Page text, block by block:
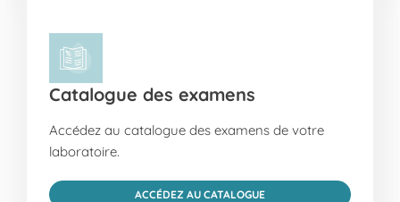
Catalogue des examens
Accédez au catalogue des examens de votre
laboratoire.
ACCÉDEZ AU CATALOGUE